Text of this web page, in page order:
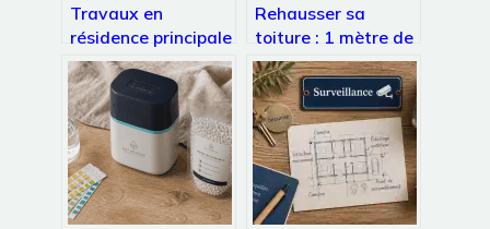
Travaux en
résidence principale
: quels avantages
fiscaux réels en
2024 ?
Rehausser sa
toiture : 1 mètre de
hauteur pour
transformer vos
combles perdus